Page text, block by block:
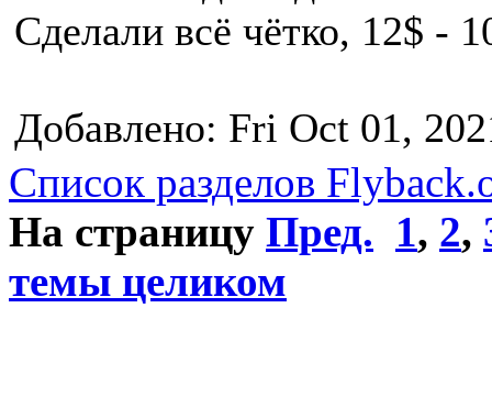
Сделали всё чётко, 12$ -
Добавлено: Fri Oct 01,
Список разделов
На страницу Пред. 1, 2,
темы целиком